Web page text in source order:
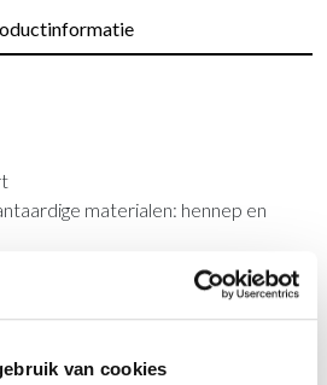
van cookies
materialen: hennep en